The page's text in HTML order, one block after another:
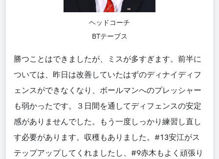
ヘッドコーチ
BTテーブス
勝つことはできましたが、ミスが多すぎます。前半に
ついては、昨日は改善していたはずのディナイディフ
ェンスができなくなり、ボールマンへのプレッシャー
も弱かったです。３日間を通してディフェンスの安定
感がありませんでした。もう一度しっかり練習し直し
す必要があります。収穫もありました。#13安江がス
テップアップしてくれましたし、#9赤木もよく頑張り